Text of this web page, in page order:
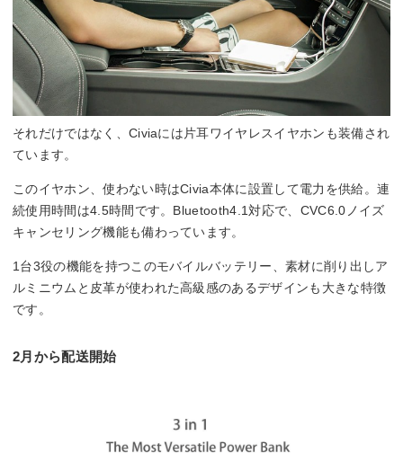
それだけではなく、Civiaには片耳ワイヤレスイヤホンも装備され
ています。
このイヤホン、使わない時はCivia本体に設置して電力を供給。連
続使用時間は4.5時間です。Bluetooth4.1対応で、CVC6.0ノイズ
キャンセリング機能も備わっています。
1台3役の機能を持つこのモバイルバッテリー、素材に削り出しア
ルミニウムと皮革が使われた高級感のあるデザインも大きな特徴
です。
2月から配送開始